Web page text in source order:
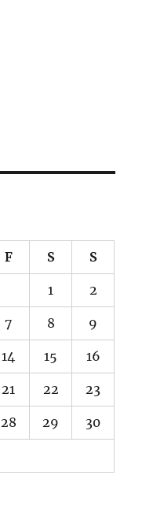
F S S
1 2
7 8 9
14 15 16
21 22 23
28 29 30